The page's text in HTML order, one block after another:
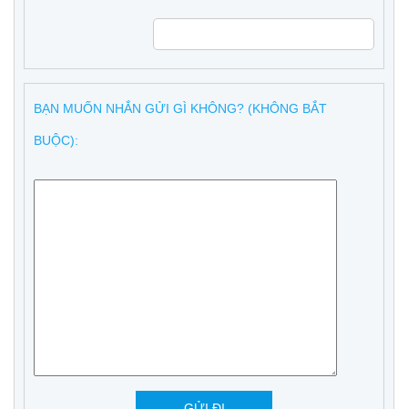
BẠN MUỐN NHẮN GỬI GÌ KHÔNG? (KHÔNG BẮT
BUỘC):